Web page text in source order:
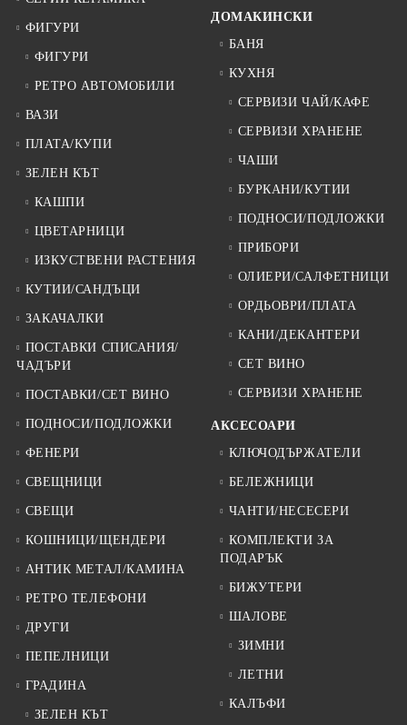
ФИГУРИ
ФИГУРИ
РЕТРО АВТОМОБИЛИ
ВАЗИ
ПЛАТА/КУПИ
ЗЕЛЕН КЪТ
КАШПИ
ЦВЕТАРНИЦИ
ИЗКУСТВЕНИ РАСТЕНИЯ
КУТИИ/САНДЪЦИ
ЗАКАЧАЛКИ
ПОСТАВКИ СПИСАНИЯ/
ЧАДЪРИ
ПОСТАВКИ/СЕТ ВИНО
ПОДНОСИ/ПОДЛОЖКИ
ФЕНЕРИ
СВЕЩНИЦИ
СВЕЩИ
КОШНИЦИ/ЩЕНДЕРИ
АНТИК МЕТАЛ/КАМИНА
РЕТРО ТЕЛЕФОНИ
ДРУГИ
ПЕПЕЛНИЦИ
ГРАДИНА
ЗЕЛЕН КЪТ
ДОМАКИНСКИ
БАНЯ
КУХНЯ
СЕРВИЗИ ЧАЙ/КАФЕ
СЕРВИЗИ ХРАНЕНЕ
ЧАШИ
БУРКАНИ/КУТИИ
ПОДНОСИ/ПОДЛОЖКИ
ПРИБОРИ
ОЛИЕРИ/САЛФЕТНИЦИ
ОРДЬОВРИ/ПЛАТА
КАНИ/ДЕКАНТЕРИ
СЕТ ВИНО
СЕРВИЗИ ХРАНЕНЕ
АКСЕСОАРИ
КЛЮЧОДЪРЖАТЕЛИ
БЕЛЕЖНИЦИ
ЧАНТИ/НЕСЕСЕРИ
КОМПЛЕКТИ ЗА
ПОДАРЪК
БИЖУТЕРИ
ШАЛОВЕ
ЗИМНИ
ЛЕТНИ
КАЛЪФИ